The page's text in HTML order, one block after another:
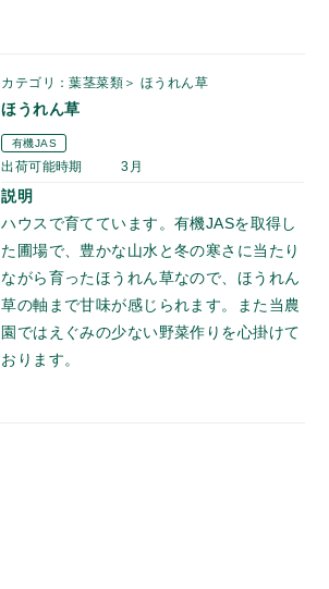
カテゴリ：葉茎菜類＞ ほうれん草
ほうれん草
有機JAS
出荷可能時期 3月
説明
ハウスで育てています。有機JASを取得し
た圃場で、豊かな山水と冬の寒さに当たり
ながら育ったほうれん草なので、ほうれん
草の軸まで甘味が感じられます。また当農
園ではえぐみの少ない野菜作りを心掛けて
おります。